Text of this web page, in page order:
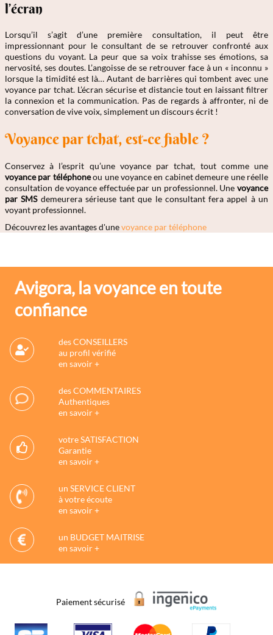
l’écran
Lorsqu’il s’agit d’une première consultation, il peut être
impressionnant pour le consultant de se retrouver confronté aux
questions du voyant. La peur que sa voix trahisse ses émotions, sa
nervosité, ses doutes. L’angoisse de se retrouver face à un « inconnu »
lorsque la timidité est là… Autant de barrières qui tombent avec une
voyance par tchat. L’écran sécurise et distancie tout en laissant filtrer
la connexion et la communication. Pas de regards à affronter, ni de
conversation de vive voix, simplement un discours écrit !
Voyance par tchat, est-ce fiable ?
Conservez à l’esprit qu’une voyance par tchat, tout comme une
voyance par téléphoneou une voyance en cabinet demeure une réelle
consultation de voyance effectuée par un professionnel. Une voyance
par SMSdemeurera sérieuse tant que le consultant fera appel à un
voyant professionnel.
Découvrez les avantages d'unevoyance par téléphone
Avigora, la voyance en toute
confiance
des CONSEILLERS
au profil vérifié
en savoir +
des COMMENTAIRES
Authentiques
en savoir +
votre SATISFACTION
Garantie
en savoir +
un SERVICE CLIENT
à votre écoute
en savoir +
un BUDGET MAITRISE
en savoir +
Paiement sécurisé